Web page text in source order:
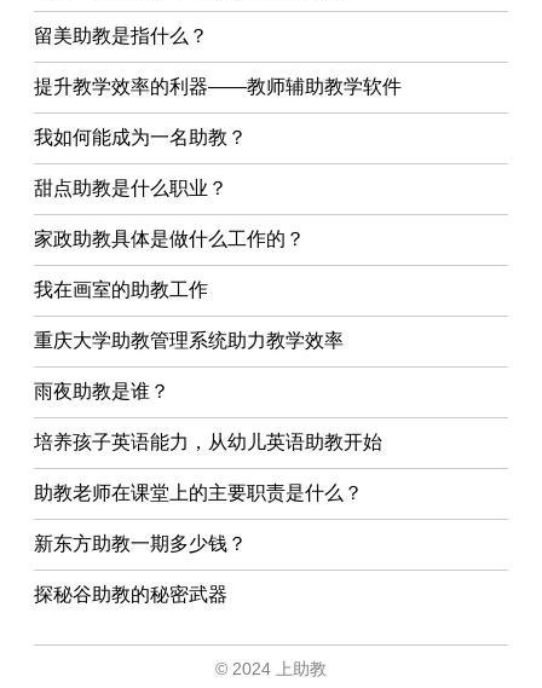
留美助教是指什么？
提升教学效率的利器——教师辅助教学软件
我如何能成为一名助教？
甜点助教是什么职业？
家政助教具体是做什么工作的？
我在画室的助教工作
重庆大学助教管理系统助力教学效率
雨夜助教是谁？
培养孩子英语能力，从幼儿英语助教开始
助教老师在课堂上的主要职责是什么？
新东方助教一期多少钱？
探秘谷助教的秘密武器
© 2024 上助教